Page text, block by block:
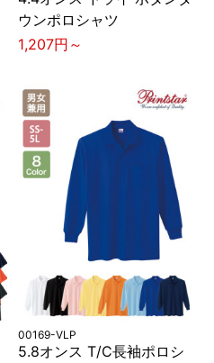
ウンポロシャツ
1,207円～
00169-VLP
5.8オンス T/C長袖ポロシ